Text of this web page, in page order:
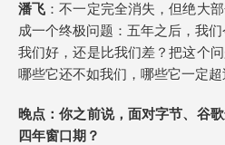
潘飞 ：不一定完全消失，但绝大
成一个终极问题：五年之后，我
我们好，还是比我们差？把这个
哪些它还不如我们，哪些它一定超
晚点 ：你之前说，面对字节、谷
四年窗口期？